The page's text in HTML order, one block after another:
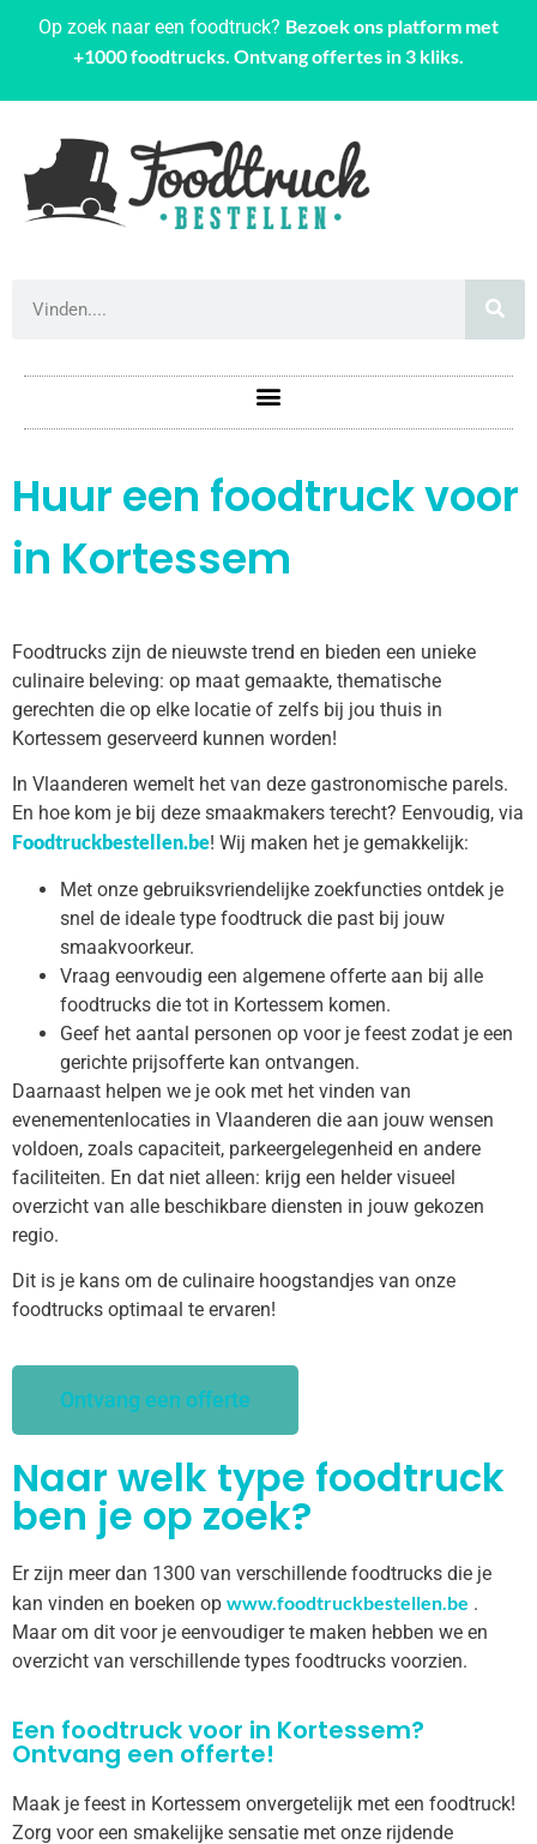
Op zoek naar een foodtruck? Bezoek ons platform met
+1000 foodtrucks. Ontvang offertes in 3 kliks.
Huur een foodtruck voor
in Kortessem
Foodtrucks zijn de nieuwste trend en bieden een unieke
culinaire beleving: op maat gemaakte, thematische
gerechten die op elke locatie of zelfs bij jou thuis in
Kortessem geserveerd kunnen worden!
In Vlaanderen wemelt het van deze gastronomische parels.
En hoe kom je bij deze smaakmakers terecht? Eenvoudig, via
Foodtruckbestellen.be! Wij maken het je gemakkelijk:
Met onze gebruiksvriendelijke zoekfuncties ontdek je
snel de ideale type foodtruck die past bij jouw
smaakvoorkeur.
Vraag eenvoudig een algemene offerte aan bij alle
foodtrucks die tot in Kortessem komen.
Geef het aantal personen op voor je feest zodat je een
gerichte prijsofferte kan ontvangen.
Daarnaast helpen we je ook met het vinden van
evenementenlocaties in Vlaanderen die aan jouw wensen
voldoen, zoals capaciteit, parkeergelegenheid en andere
faciliteiten. En dat niet alleen: krijg een helder visueel
overzicht van alle beschikbare diensten in jouw gekozen
regio.
Dit is je kans om de culinaire hoogstandjes van onze
foodtrucks optimaal te ervaren!
Ontvang een offerte
Naar welk type foodtruck
ben je op zoek?
Er zijn meer dan 1300 van verschillende foodtrucks die je
kan vinden en boeken op www.foodtruckbestellen.be .
Maar om dit voor je eenvoudiger te maken hebben we en
overzicht van verschillende types foodtrucks voorzien.
Een foodtruck voor in Kortessem?
Ontvang een offerte!
Maak je feest in Kortessem onvergetelijk met een foodtruck!
Zorg voor een smakelijke sensatie met onze rijdende